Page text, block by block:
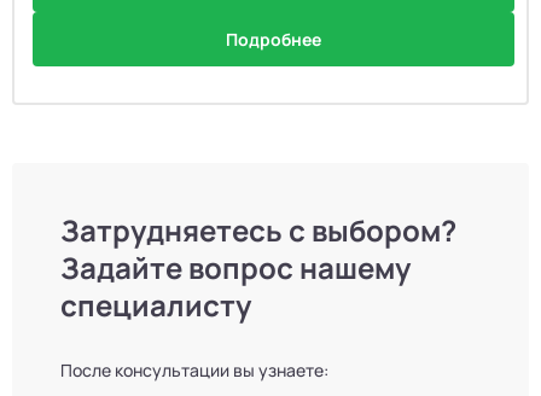
Подробнее
Затрудняетесь с выбором?
Задайте вопрос нашему
специалисту
После консультации вы узнаете: